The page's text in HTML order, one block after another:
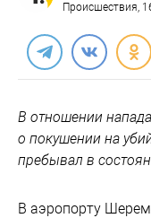
Происшествия,
В отношении
о покушении на
пребывал в
В аэропорту